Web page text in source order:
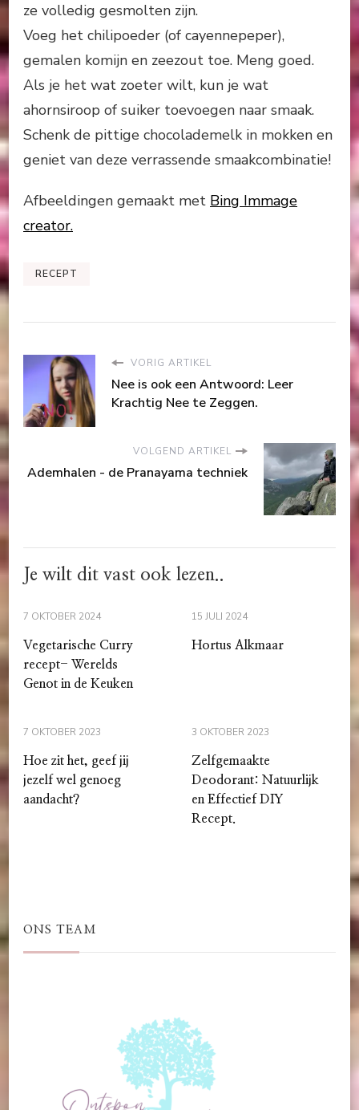
ze volledig gesmolten zijn.
Voeg het chilipoeder (of cayennepeper),
gemalen komijn en zeezout toe. Meng goed.
Als je het wat zoeter wilt, kun je wat
ahornsiroop of suiker toevoegen naar smaak.
Schenk de pittige chocolademelk in mokken en
geniet van deze verrassende smaakcombinatie!
Afbeeldingen gemaakt met Bing Immage
creator.
RECEPT
VORIG ARTIKEL
Nee is ook een Antwoord: Leer
Krachtig Nee te Zeggen.
VOLGEND ARTIKEL
Ademhalen - de Pranayama techniek
Je wilt dit vast ook lezen..
7 OKTOBER 2024
Vegetarische Curry
recept- Werelds
Genot in de Keuken
15 JULI 2024
Hortus Alkmaar
7 OKTOBER 2023
Hoe zit het, geef jij
jezelf wel genoeg
aandacht?
3 OKTOBER 2023
Zelfgemaakte
Deodorant: Natuurlijk
en Effectief DIY
Recept.
ONS TEAM